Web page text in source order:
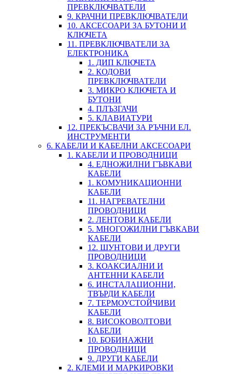
ПРЕВКЛЮЧВАТЕЛИ
9. КРАЧНИ ПРЕВКЛЮЧВАТЕЛИ
10. АКСЕСОАРИ ЗА БУТОНИ И
КЛЮЧЕТА
11. ПРЕВКЛЮЧВАТЕЛИ ЗА
ЕЛЕКТРОНИКА
1. ДИП КЛЮЧЕТА
2. КОДОВИ
ПРЕВКЛЮЧВАТЕЛИ
3. МИКРО КЛЮЧЕТА И
БУТОНИ
4. ПЛЪЗГАЧИ
5. КЛАВИАТУРИ
12. ПРЕКЪСВАЧИ ЗА РЪЧНИ ЕЛ.
ИНСТРУМЕНТИ
6. КАБЕЛИ И КАБЕЛНИ АКСЕСОАРИ
1. КАБЕЛИ И ПРОВОДНИЦИ
4. ЕДНОЖИЛНИ ГЪВКАВИ
КАБЕЛИ
1. КОМУНИКАЦИОННИ
КАБЕЛИ
11. НАГРЕВАТЕЛНИ
ПРОВОДНИЦИ
2. ЛЕНТОВИ КАБЕЛИ
5. МНОГОЖИЛНИ ГЪВКАВИ
КАБЕЛИ
12. ШУНТОВИ И ДРУГИ
ПРОВОДНИЦИ
3. КОАКСИАЛНИ И
АНТЕННИ КАБЕЛИ
6. ИНСТАЛАЦИОННИ,
ТВЪРДИ КАБЕЛИ
7. ТЕРМОУСТОЙЧИВИ
КАБЕЛИ
8. ВИСОКОВОЛТОВИ
КАБЕЛИ
10. БОБИНАЖНИ
ПРОВОДНИЦИ
9. ДРУГИ КАБЕЛИ
2. КЛЕМИ И МАРКИРОВКИ